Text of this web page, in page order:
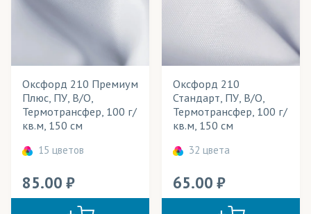
Бархат
БлекАут/Блэкаут
Бэклайт
Велюр
Вуаль
Габардин
В наличии
Весь товар
Розничная цена
Ширина рулона
Плотность
Технология печати
Применение в изделиях
Оксфорд 210 Премиум
Плюс, ПУ, В/О,
Термотрансфер, 100 г/
кв.м, 150 см
15 цветов
85.00
Оксфорд 210
Стандарт, ПУ, В/О,
Термотрансфер, 100 г/
кв.м, 150 см
32 цвета
65.00